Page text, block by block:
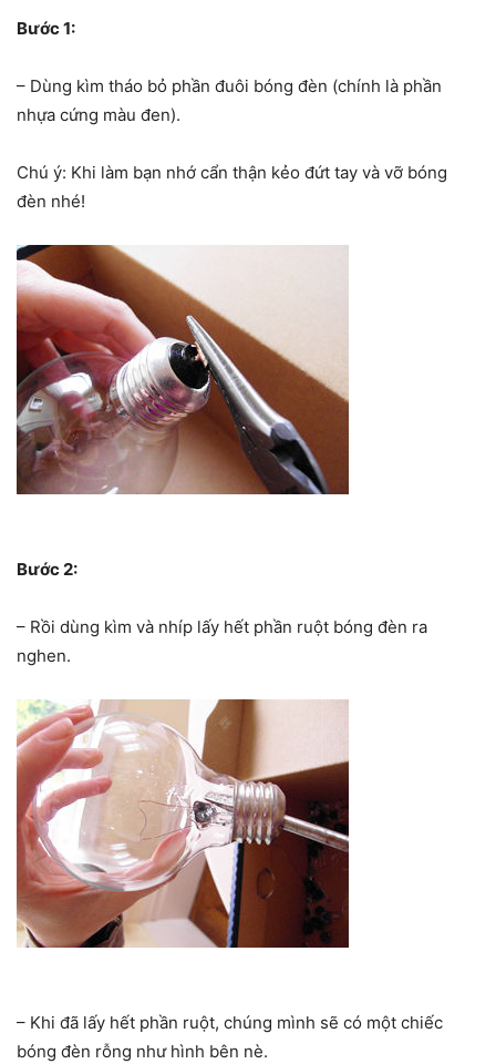
Bước 1:
– Dùng kìm tháo bỏ phần đuôi bóng đèn (chính là phần
nhựa cứng màu đen).
Chú ý: Khi làm bạn nhớ cẩn thận kẻo đứt tay và vỡ bóng
đèn nhé!
Bước 2:
– Rồi dùng kìm và nhíp lấy hết phần ruột bóng đèn ra
nghen.
– Khi đã lấy hết phần ruột, chúng mình sẽ có một chiếc
bóng đèn rỗng như hình bên nè.